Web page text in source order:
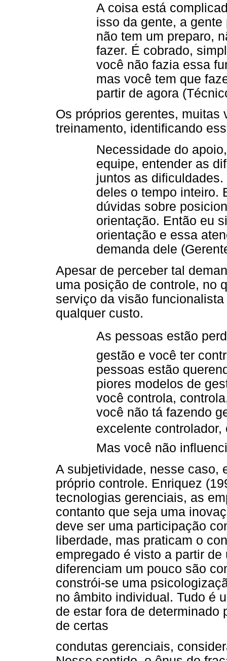
A coisa está
isso da gente, a
não tem um preparo,
fazer. É cobrado,
você não fazia essa
mas você tem que
partir de agora
Os próprios gerentes,
treinamento, identificando
Necessidade do
equipe, entender as
juntos as
deles o tempo inteiro.
dúvidas sobre
orientação. Então eu
orientação e essa
demanda dele
Apesar de perceber tal
uma posição de controle, no
serviço da visão
qualquer custo.
As pessoas estão
gestão e você ter
pessoas estão
piores modelos de
você controla,
você não tá fazendo
excelente controlador,
Mas você não
A subjetividade, nesse caso,
próprio controle. Enriquez
tecnologias gerenciais, as
contanto que seja uma
deve ser uma participação
liberdade, mas praticam o
empregado é visto a partir
diferenciam um pouco são
constrói-se uma
no âmbito individual. Tudo é
de estar fora de determinado
de certas
condutas gerenciais,